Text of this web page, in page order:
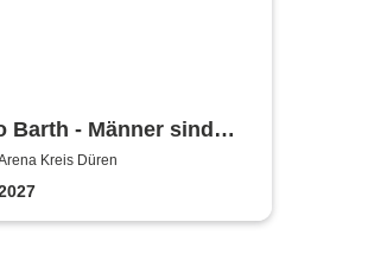
Barth - Männer sind
ohne die Frauen
Kreis Düren